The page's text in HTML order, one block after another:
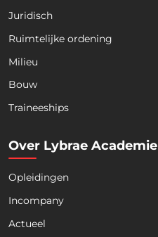
Juridisch
Ruimtelijke ordening
Milieu
Bouw
Traineeships
Over Lybrae Academie
Opleidingen
Incompany
Actueel
Naam